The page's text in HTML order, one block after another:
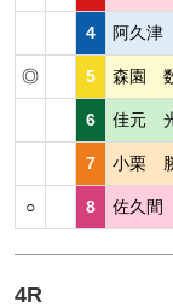
4 阿久
◎ 5 森園
6 佳元
7 小栗
○ 8 佐久
4R